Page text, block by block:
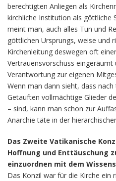
berechtigten Anliegen als
kirchliche Institution als göttliche
meint man, auch alles Tun und
göttlichen Ursprungs, weise und
Kirchenleitung deswegen oft
Vertrauensvorschuss
Verantwortung zur eigenen
Wenn man dann sieht, dass
Getauften vollmächtige Glieder
– sind, kann man schon zur
Anarchie täte in der
Das Zweite Vatikanische
Hoffnung und Enttäuschung
einzuordnen mit dem
Das Konzil war für die Kirche ein